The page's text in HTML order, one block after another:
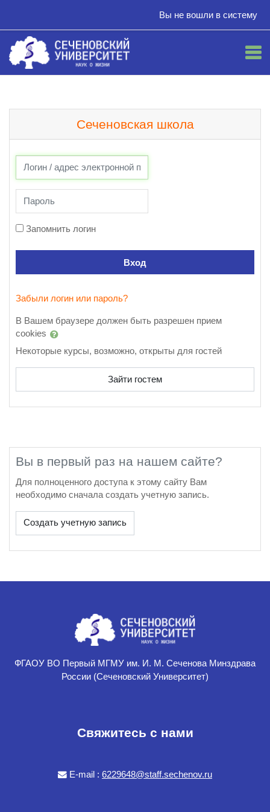
Вы не вошли в систему
Сеченовская школа
Запомнить логин
Вход
Забыли логин или пароль?
В Вашем браузере должен быть разрешен прием
cookies
Некоторые курсы, возможно, открыты для гостей
Зайти гостем
Вы в первый раз на нашем сайте?
Для полноценного доступа к этому сайту Вам
необходимо сначала создать учетную запись.
Создать учетную запись
ФГАОУ ВО Первый МГМУ им. И. М. Сеченова Минздрава
России (Сеченовский Университет)
Свяжитесь с нами
E-mail : 6229648@staff.sechenov.ru